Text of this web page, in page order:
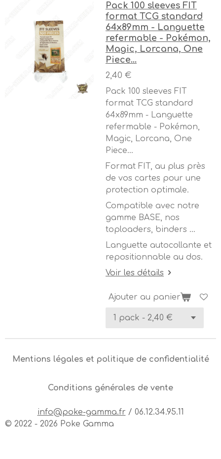
Pack 100 sleeves FIT
format TCG standard
64x89mm - Languette
refermable - Pokémon,
Magic, Lorcana, One
Piece...
2,40 €
Pack 100 sleeves FIT
format TCG standard
64x89mm - Languette
refermable - Pokémon,
Magic, Lorcana, One
Piece...
Format FIT, au plus près
de vos cartes pour une
protection optimale.
Compatible avec notre
gamme BASE, nos
toploaders, binders ...
Languette autocollante et
repositionnable au dos.
Voir les détails
Ajouter au panier
Mentions légales et politique de confidentialité
Conditions générales de vente
info@poke-gamma.fr / 06.12.34.95.11
© 2022 - 2026 Poke Gamma